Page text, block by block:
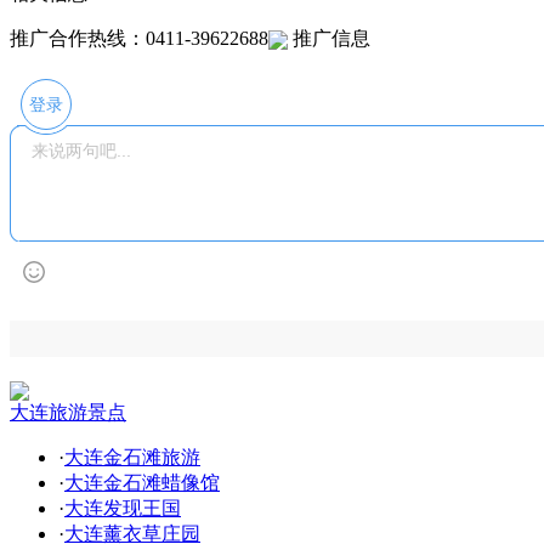
推广合作热线：0411-39622688 推广信息
登录
大连旅游景点
·大连金石滩旅游
·大连金石滩蜡像馆
·大连发现王国
·大连薰衣草庄园